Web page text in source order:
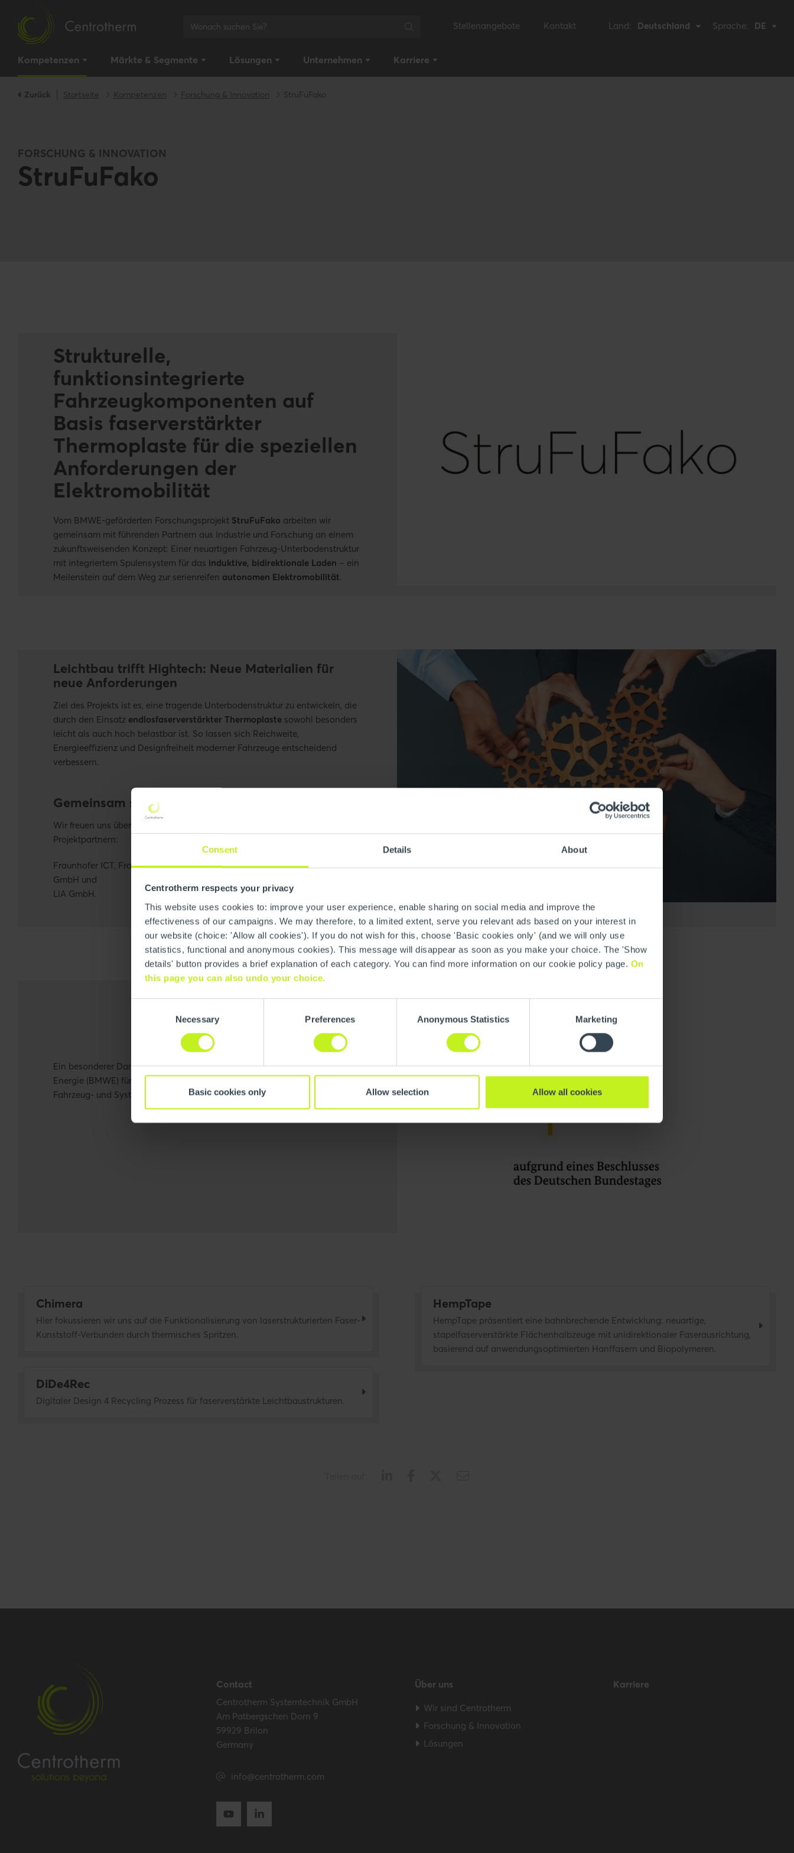
Consent Details About
Centrotherm respects your privacy
This website uses cookies to: improve your user experience, enable sharing on social media and improve the
effectiveness of our campaigns. We may therefore, to a limited extent, serve you relevant ads based on your interest in
our website (choice: 'Allow all cookies'). If you do not wish for this, choose 'Basic cookies only' (and we will only use
statistics, functional and anonymous cookies). This message will disappear as soon as you make your choice. The 'Show
details' button provides a brief explanation of each category. You can find more information on our cookie policy page. On
this page you can also undo your choice.
Necessary Preferences Anonymous Statistics Marketing
Basic cookies only Allow selection Allow all cookies
Stellenangebote Kontakt Land: Deutschland Sprache: DE
Kompetenzen Märkte & Segmente Lösungen Unternehmen Karriere
Zurück Startseite Kompetenzen Forschung & Innovation StruFuFako
FORSCHUNG & INNOVATION
StruFuFako
Strukturelle,
funktionsintegrierte
Fahrzeugkomponenten auf
Basis faserverstärkter
Thermoplaste für die speziellen
Anforderungen der
Elektromobilität
Vom BMWE-geförderten Forschungsprojekt StruFuFako arbeiten wir
gemeinsam mit führenden Partnern aus Industrie und Forschung an einem
zukunftsweisenden Konzept: Einer neuartigen Fahrzeug-Unterbodenstruktur
mit integriertem Spulensystem für das induktive, bidirektionale Laden – ein
Meilenstein auf dem Weg zur serienreifen autonomen Elektromobilität.
Leichtbau trifft Hightech: Neue Materialien für
neue Anforderungen
Ziel des Projekts ist es, eine tragende Unterbodenstruktur zu entwickeln, die
durch den Einsatz endlosfaserverstärkter Thermoplaste sowohl besonders
leicht als auch hoch belastbar ist. So lassen sich Reichweite,
Energieeffizienz und Designfreiheit moderner Fahrzeuge entscheidend
verbessern.
Gemeinsam stark für die Mobilität der Zukunft
Wir freuen uns über die Zusammenarbeit mit unseren kompetenten
Projektpartnern:
Fraunhofer ICT, Fraunhofer IISB, ElringKlinger AG, HK-Präzisionstechnik
GmbH und
LiA GmbH.
Ein besonderer Dank gilt dem Bundesministerium für Wirtschaft und
Energie (BMWE) für die Förderung im Rahmen des Programms „Neue
Fahrzeug- und Systemtechnologien“.
Chimera
Hier fokussieren wir uns auf die Funktionalisierung von laserstrukturierten Faser-
Kunststoff-Verbunden durch thermisches Spritzen.
DiDe4Rec
Digitaler Design 4 Recycling Prozess für faserverstärkte Leichtbaustrukturen.
HempTape
HempTape präsentiert eine bahnbrechende Entwicklung: neuartige,
stapelfaserverstärkte Flächenhalbzeuge mit unidirektionaler Faserausrichtung,
basierend auf anwendungsoptimierten Hanffasern und Biopolymeren.
Contact
Centrotherm Systemtechnik GmbH
Am Patbergschen Dorn 9
59929 Brilon
Germany
info@centrotherm.com
Über uns
Wir sind Centrotherm
Forschung & Innovation
Lösungen
Karriere